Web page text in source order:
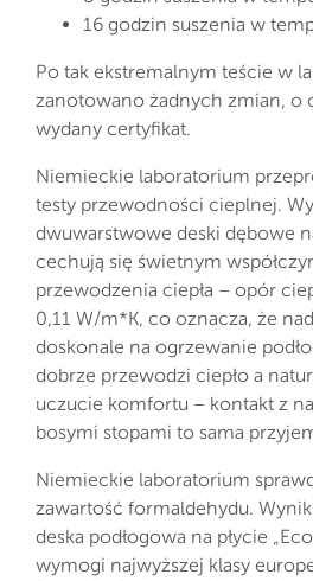
16 godzin suszenia w
Po tak ekstremalnym teście w
zanotowano żadnych zmian, o
wydany certyfikat.
Niemieckie laboratorium
testy przewodności cieplnej.
dwuwarstwowe deski dębowe
cechują się świetnym
przewodzenia ciepła – opór
0,11 W/m*K, co oznacza, że
doskonale na ogrzewanie
dobrze przewodzi ciepło a
uczucie komfortu – kontakt z
bosymi stopami to sama
Niemieckie laboratorium
zawartość formaldehydu.
deska podłogowa na płycie
wymogi najwyższej klasy